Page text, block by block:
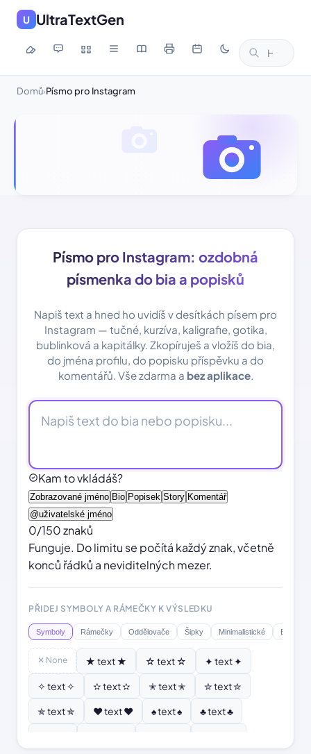
U UltraTextGen
Domů›Písmo pro Instagram
Písmo pro Instagram: ozdobná
písmenka do bia a popisků
Napiš text a hned ho uvidíš v desítkách písem pro
Instagram — tučné, kurzíva, kaligrafie, gotika,
bublinková a kapitálky. Zkopíruješ a vložíš do bia,
do jména profilu, do popisku příspěvku a do
komentářů. Vše zdarma a bez aplikace.
Kam to vkládáš?
Zobrazované jméno Bio Popisek Story Komentář
@uživatelské jméno
0/150znaků
Funguje. Do limitu se počítá každý znak, včetně
konců řádků a neviditelných mezer.
PŘIDEJ SYMBOLY A RÁMEČKY K VÝSLEDKU
Symboly Rámečky Oddělovače Šipky Minimalistické Emoji
✕ None ★ text ★ ☆ text ☆
✦ text ✦
✧ text ✧
✫ text ✫ ✭ text ✭
✮ text ✮
✯ text ✯
♥ text ♥ ♠ text ♠
♣ text ♣